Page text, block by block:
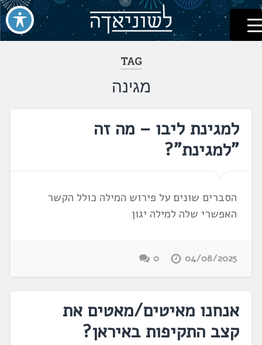
דלג
לתוכן
לשוניאדה
עברית. לשון. שפה
TAG
מגינה
למגינת ליבו – מה זה
"למגינת"?
הסברים שונים על פירוש המילה כולל הקשר
האפשרי שלה למילה יגון
04/08/2025
0
אנחנו מאיטים/מאטים את
קצב התקיפות באיראן?